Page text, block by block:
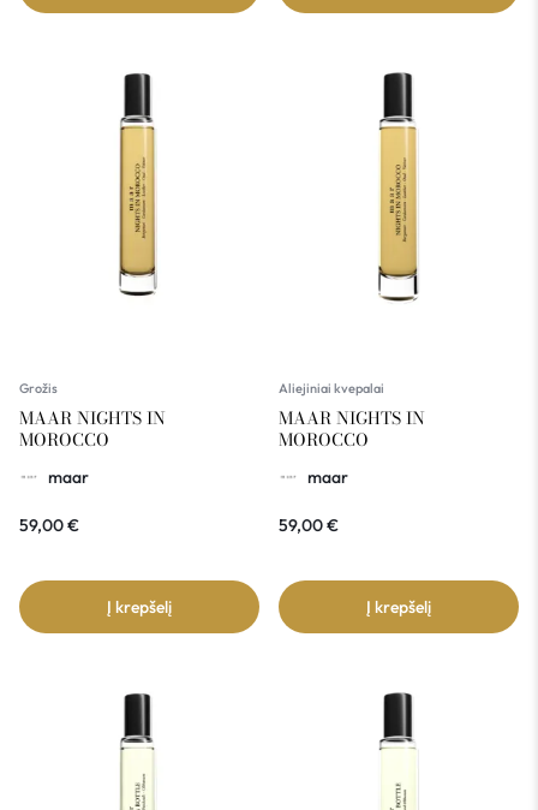
Grožis
MAAR NIGHTS IN
MOROCCO
maar
59,00€
Į krepšelį
Aliejiniai kvepalai
MAAR NIGHTS IN
MOROCCO
maar
59,00€
Į krepšelį